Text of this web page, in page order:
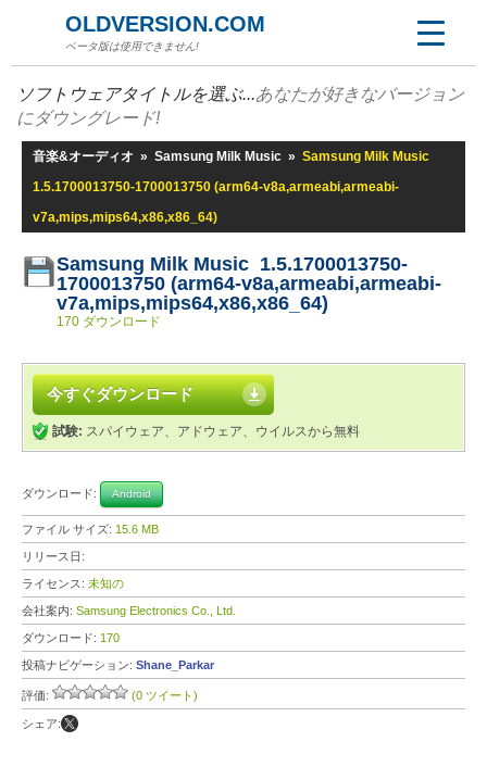
OLDVERSION.COM
ベータ版は使用できません!
ソフトウェアタイトルを選ぶ...あなたが好きなバージョン
にダウングレード!
音楽&オーディオ » Samsung Milk Music » Samsung Milk Music
1.5.1700013750-1700013750 (arm64-v8a,armeabi,armeabi-
v7a,mips,mips64,x86,x86_64)
Samsung Milk Music 1.5.1700013750-
1700013750 (arm64-v8a,armeabi,armeabi-
v7a,mips,mips64,x86,x86_64)
170 ダウンロード
今すぐダウンロード
試験: スパイウェア、アドウェア、ウイルスから無料
ダウンロード: Android
ファイル サイズ: 15.6 MB
リリース日:
ライセンス: 未知の
会社案内: Samsung Electronics Co., Ltd.
ダウンロード: 170
投稿ナビゲーション: Shane_Parkar
評価: (0 ツイート)
シェア: